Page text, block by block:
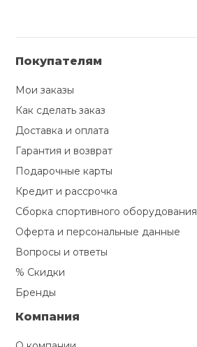
Покупателям
Мои заказы
Как сделать заказ
Доставка и оплата
Гарантия и возврат
Подарочные карты
Кредит и рассрочка
Сборка спортивного оборудования
Оферта и персональные данные
Вопросы и ответы
% Скидки
Бренды
Компания